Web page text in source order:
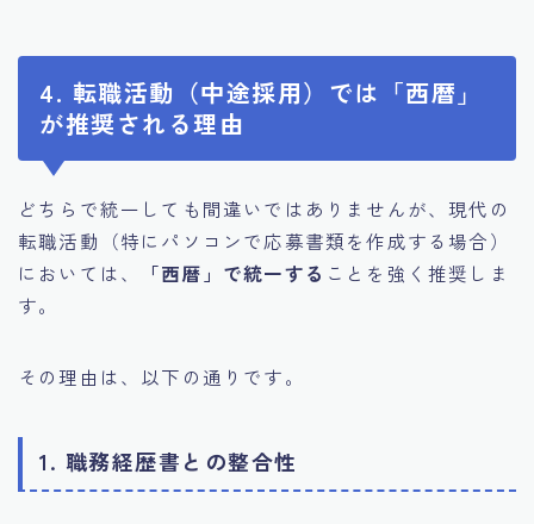
4. 転職活動（中途採用）では「西暦」
が推奨される理由
どちらで統一しても間違いではありませんが、現代の
転職活動（特にパソコンで応募書類を作成する場合）
においては、
「西暦」で統一する ことを強く推奨しま
す。
その理由は、以下の通りです。
1. 職務経歴書との整合性